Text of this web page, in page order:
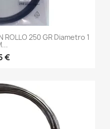
ROLLO 250 GR Diametro 1
€